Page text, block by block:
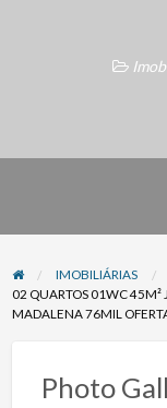
IMOBILIÁRIAS
02 QUARTOS 01WC 45M²
MADALENA 76MIL
Photo